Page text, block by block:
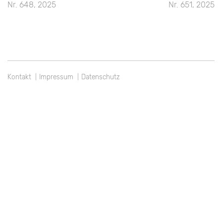
Beitragsnavigation
Nr. 648, 2025 Nr. 651, 2025
Kontakt Impressum Datenschutz